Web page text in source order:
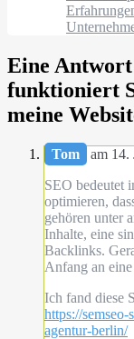
Eine
funktioniert
meine
Tom
am 14.
SEO bedeutet
optimieren,
gehören unter
Inhalte, eine
Backlinks.
Anfang an
Ich fand diese
https://
agentur-berlin/